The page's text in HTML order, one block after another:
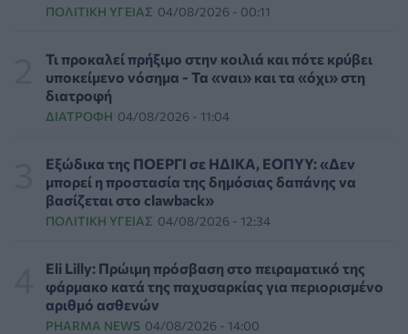
Γιατί οι γιατροί διστάζουν να γράψουν ορμονική
ΥΓΕΊΑ 06/08/2026 - 17:01
Γιαννάκος: Πρωτοφανής πίεση στο Νοσοκομείο
Ζακύνθου - Καταγγέλθηκαν οκτώ βιασμοί γυναικών
Έκτακτα μέτρα και στην Καστοριά κατά της διασποράς
της ευλογιάς των προβάτων
ΕΠΙΚΑΙΡΌΤΗΤΑ 06/08/2026 - 16:16
Τα τρία SOS στη μέση ηλικία που εξασφαλίζουν 13
επιπλέον χρόνια χωρίς άνοια
ΥΓΕΊΑ 06/08/2026 - 16:00
ΠΟΛΙΤΙΚΉ ΥΓΕΊΑΣ 04/08/2026 - 00:11
Τι προκαλεί πρήξιμο στην κοιλιά και πότε κρύβει
υποκείμενο νόσημα - Τα «ναι» και τα «όχι» στη
διατροφή
ΔΙΑΤΡΟΦΉ 04/08/2026 - 11:04
Εξώδικα της ΠΟΕΡΓΙ σε ΗΔΙΚΑ, ΕΟΠΥΥ: «Δεν
μπορεί η προστασία της δημόσιας δαπάνης να
βασίζεται στο clawback»
ΠΟΛΙΤΙΚΉ ΥΓΕΊΑΣ 04/08/2026 - 12:34
Eli Lilly: Πρώιμη πρόσβαση στο πειραματικό της
φάρμακο κατά της παχυσαρκίας για περιορισμένο
αριθμό ασθενών
PHARMA NEWS 04/08/2026 - 14:00